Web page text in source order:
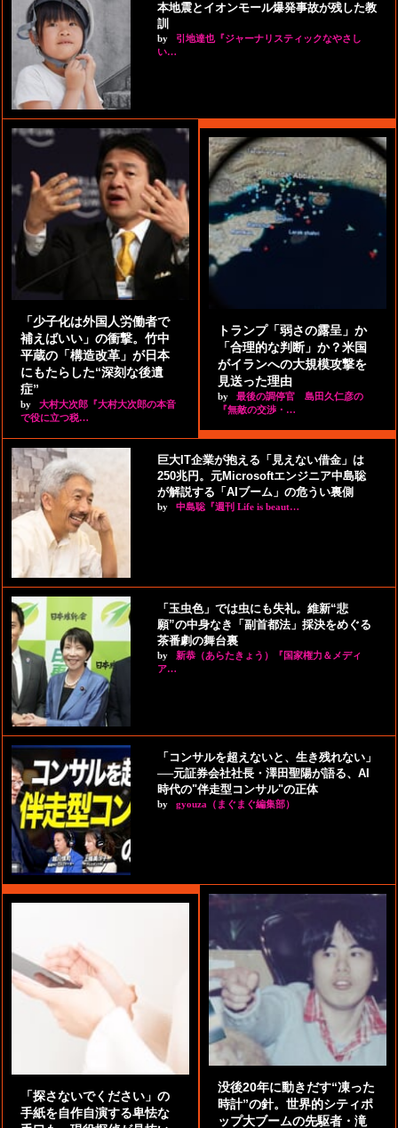
本地震とイオンモール爆発事故が残した教
訓
by
引地達也『ジャーナリスティックなやさし
い…
「少子化は外国人労働者で
補えばいい」の衝撃。竹中
平蔵の「構造改革」が日本
にもたらした“深刻な後遺
症”
by
大村大次郎『大村大次郎の本音
で役に立つ税…
トランプ「弱さの露呈」か
「合理的な判断」か？米国
がイランへの大規模攻撃を
見送った理由
by
最後の調停官 島田久仁彦の
『無敵の交渉・…
巨大IT企業が抱える「見えない借金」は
250兆円。元Microsoftエンジニア中島聡
が解説する「AIブーム」の危うい裏側
by 中島聡『週刊 Life is beaut…
「玉虫色」では虫にも失礼。維新“悲
願”の中身なき「副首都法」採決をめぐる
茶番劇の舞台裏
by
新恭（あらたきょう）『国家権力＆メディ
ア…
「コンサルを超えないと、生き残れない」
──元証券会社社長・澤田聖陽が語る、AI
時代の"伴走型コンサル"の正体
by gyouza（まぐまぐ編集部）
「探さないでください」の
手紙を自作自演する卑怯な
没後20年に動きだす“凍った
時計”の針。世界的シティポ
ップ大ブームの先駆者・滝